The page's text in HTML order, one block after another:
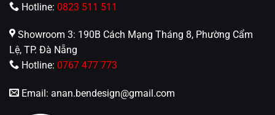
Hotline: 0823 511 511
Showroom 3: 190B Cách Mạng Tháng 8, Phường Cẩm
Lệ, TP. Đà Nẵng
Hotline: 0767 477 773
Email: anan.bendesign@gmail.com